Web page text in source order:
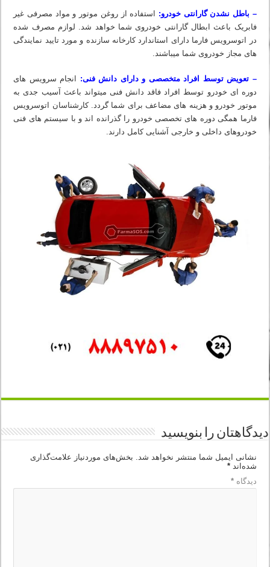
– باطل نشدن گارانتی خودرو: استفاده از روغن موتور و مواد مصرفی غیر
فابریک باعث ابطال گارانتی خودروی شما خواهد شد. لوازم مصرف شده
در اتوسرویس فارما دارای استاندارد کارخانه سازنده و مورد تایید نمایندگی
های مجاز خودروی شما میباشند.
– تعویض توسط افراد متخصصی و دارای دانش فنی: انجام سرویس های
دوره ای خودرو توسط افراد فاقد دانش فنی میتواند باعث آسیب جدی به
موتور خودرو و هزینه های مضاعف برای شما گردد. کارشناسان اتوسرویس
فارما همگی دوره های تخصصی خودرو را گذرانده اند و با سیستم های فنی
خودروهای داخلی و خارجی آشنایی کامل دارند.
دیدگاهتان را بنویسید
نشانی ایمیل شما منتشر نخواهد شد.
بخش‌های موردنیاز علامت‌گذاری
شده‌اند*
دیدگاه*